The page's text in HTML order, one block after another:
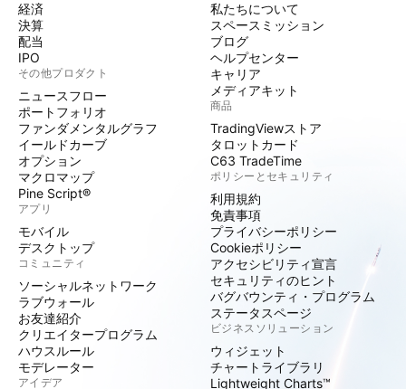
経済
決算
配当
IPO
その他プロダクト
ニュースフロー
ポートフォリオ
ファンダメンタルグラフ
イールドカーブ
オプション
マクロマップ
Pine Script®
アプリ
モバイル
デスクトップ
コミュニティ
ソーシャルネットワーク
ラブウォール
お友達紹介
クリエイタープログラム
ハウスルール
モデレーター
アイデア
私たちについて
スペースミッション
ブログ
ヘルプセンター
キャリア
メディアキット
商品
TradingViewストア
タロットカード
C63 TradeTime
ポリシーとセキュリティ
利用規約
免責事項
プライバシーポリシー
Cookieポリシー
アクセシビリティ宣言
セキュリティのヒント
バグバウンティ・プログラム
ステータスページ
ビジネスソリューション
ウィジェット
チャートライブラリ
Lightweight Charts™